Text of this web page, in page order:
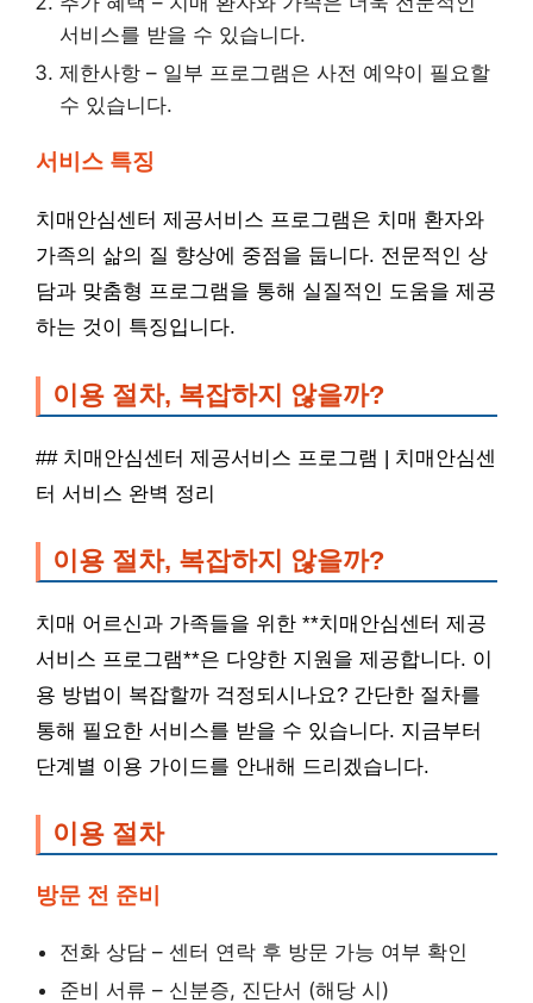
서비스를 받을 수 있습니다.
제한사항 – 일부 프로그램은 사전 예약이 필요할
수 있습니다.
서비스 특징
치매안심센터 제공서비스 프로그램은 치매 환자와
가족의 삶의 질 향상에 중점을 둡니다. 전문적인 상
담과 맞춤형 프로그램을 통해 실질적인 도움을 제공
하는 것이 특징입니다.
이용 절차, 복잡하지 않을까?
## 치매안심센터 제공서비스 프로그램 | 치매안심센
터 서비스 완벽 정리
이용 절차, 복잡하지 않을까?
치매 어르신과 가족들을 위한 **치매안심센터 제공
서비스 프로그램**은 다양한 지원을 제공합니다. 이
용 방법이 복잡할까 걱정되시나요? 간단한 절차를
통해 필요한 서비스를 받을 수 있습니다. 지금부터
단계별 이용 가이드를 안내해 드리겠습니다.
이용 절차
방문 전 준비
전화 상담 – 센터 연락 후 방문 가능 여부 확인
준비 서류 – 신분증, 진단서 (해당 시)